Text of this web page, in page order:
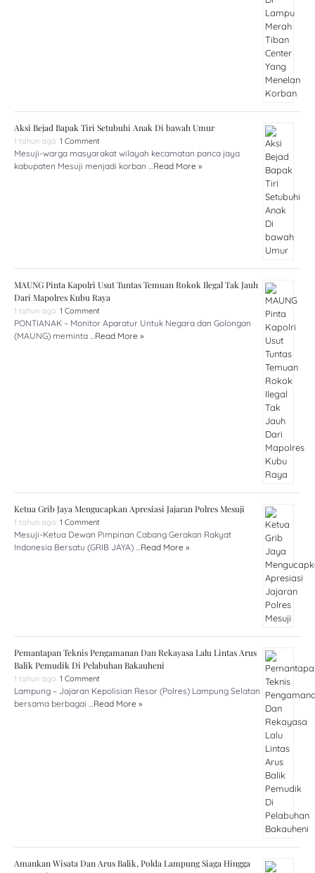
Aksi Bejad Bapak Tiri Setubuhi Anak Di bawah Umur
1 tahun ago 1 Comment
Mesuji-warga masyarakat wilayah kecamatan panca jaya
kabupaten Mesuji menjadi korban …Read More »
MAUNG Pinta Kapolri Usut Tuntas Temuan Rokok Ilegal Tak Jauh
Dari Mapolres Kubu Raya
1 tahun ago 1 Comment
PONTIANAK – Monitor Aparatur Untuk Negara dan Golongan
(MAUNG) meminta …Read More »
Ketua Grib Jaya Mengucapkan Apresiasi Jajaran Polres Mesuji
1 tahun ago 1 Comment
Mesuji-Ketua Dewan Pimpinan Cabang Gerakan Rakyat
Indonesia Bersatu (GRIB JAYA) …Read More »
Pemantapan Teknis Pengamanan Dan Rekayasa Lalu Lintas Arus
Balik Pemudik Di Pelabuhan Bakauheni
1 tahun ago 1 Comment
Lampung – Jajaran Kepolisian Resor (Polres) Lampung Selatan
bersama berbagai …Read More »
Amankan Wisata Dan Arus Balik, Polda Lampung Siaga Hingga